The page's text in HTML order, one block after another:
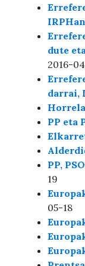
dute
2016-
darrai,
PP eta
PP,
19
05-18